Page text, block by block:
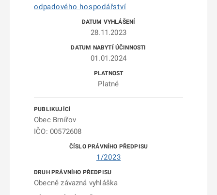
odpadového hospodářství
28.11.2023
01.01.2024
Platné
Obec Brnířov
IČO: 00572608
1/2023
Obecně závazná vyhláška